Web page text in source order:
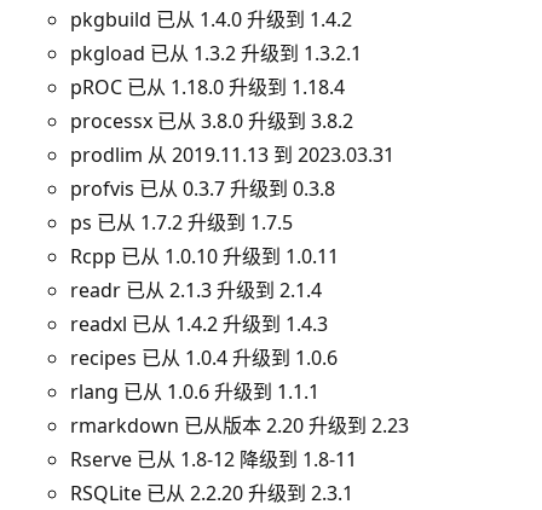
pkgbuild 已从 1.4.0 升级到 1.4.2
pkgload 已从 1.3.2 升级到 1.3.2.1
pROC 已从 1.18.0 升级到 1.18.4
processx 已从 3.8.0 升级到 3.8.2
prodlim 从 2019.11.13 到 2023.03.31
profvis 已从 0.3.7 升级到 0.3.8
ps 已从 1.7.2 升级到 1.7.5
Rcpp 已从 1.0.10 升级到 1.0.11
readr 已从 2.1.3 升级到 2.1.4
readxl 已从 1.4.2 升级到 1.4.3
recipes 已从 1.0.4 升级到 1.0.6
rlang 已从 1.0.6 升级到 1.1.1
rmarkdown 已从版本 2.20 升级到 2.23
Rserve 已从 1.8-12 降级到 1.8-11
RSQLite 已从 2.2.20 升级到 2.3.1